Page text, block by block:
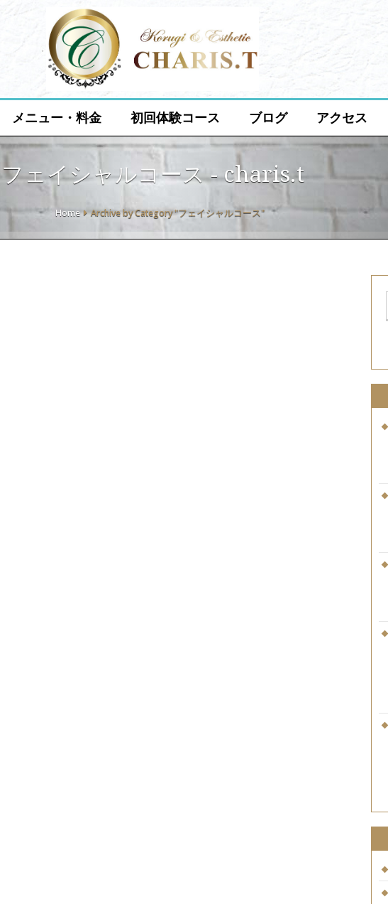
メニュー・料金 初回体験コース ブログ アクセス
フェイシャルコース - charis.t
Home Archive by Category "フェイシャルコース"